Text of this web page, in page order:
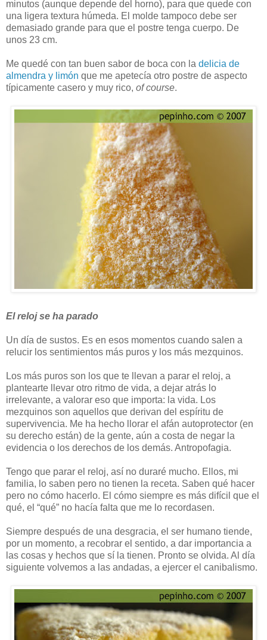
minutos (aunque depende del horno), para que quede con
una ligera textura húmeda. El molde tampoco debe ser
demasiado grande para que el postre tenga cuerpo. De
unos 23 cm.
Me quedé con tan buen sabor de boca con la delicia de
almendra y limón que me apetecía otro postre de aspecto
típicamente casero y muy rico, of course.
El reloj se ha parado
Un día de sustos. Es en esos momentos cuando salen a
relucir los sentimientos más puros y los más mezquinos.
Los más puros son los que te llevan a parar el reloj, a
plantearte llevar otro ritmo de vida, a dejar atrás lo
irrelevante, a valorar eso que importa: la vida. Los
mezquinos son aquellos que derivan del espíritu de
supervivencia. Me ha hecho llorar el afán autoprotector (en
su derecho están) de la gente, aún a costa de negar la
evidencia o los derechos de los demás. Antropofagia.
Tengo que parar el reloj, así no duraré mucho. Ellos, mi
familia, lo saben pero no tienen la receta. Saben qué hacer
pero no cómo hacerlo. El cómo siempre es más difícil que el
qué, el “qué” no hacía falta que me lo recordasen.
Siempre después de una desgracia, el ser humano tiende,
por un momento, a recobrar el sentido, a dar importancia a
las cosas y hechos que sí la tienen. Pronto se olvida. Al día
siguiente volvemos a las andadas, a ejercer el canibalismo.